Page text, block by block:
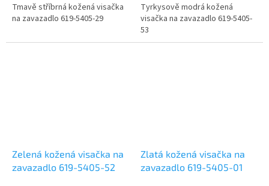
Tmavě stříbrná kožená visačka
na zavazadlo 619-5405-29
Tyrkysově modrá kožená
visačka na zavazadlo 619-5405-
53
Zelená kožená visačka na
zavazadlo 619-5405-52
Zlatá kožená visačka na
zavazadlo 619-5405-01